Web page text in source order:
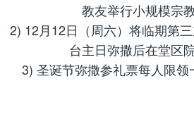
教友举行小规模宗教
2) 12月12日（周六）将临期第
台主日弥撒后在堂区
3) 圣诞节弥撒参礼票每人限领